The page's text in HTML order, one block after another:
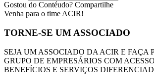
Gostou do Contéudo? Compartilhe
Venha para o time ACIR!
TORNE-SE UM ASSOCIADO
SEJA UM ASSOCIADO DA ACIR E FAÇA
GRUPO DE EMPRESÁRIOS COM
BENEFÍCIOS E SERVIÇOS